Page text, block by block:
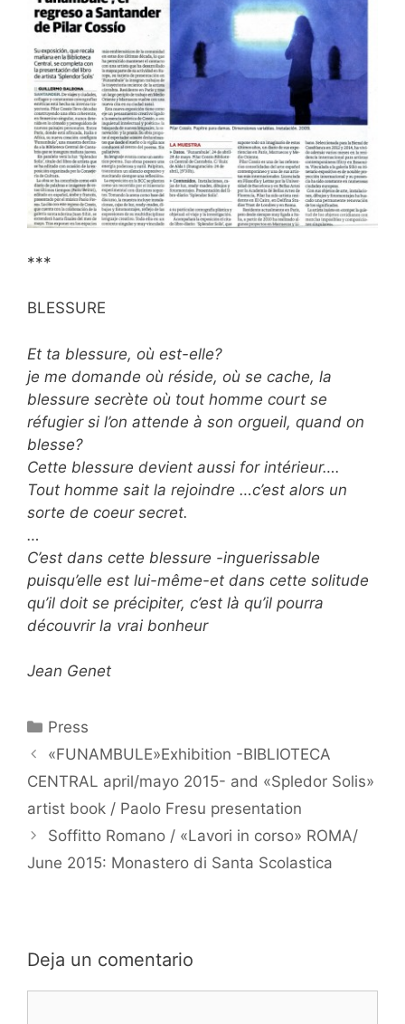
***
BLESSURE
Et ta blessure, où est-elle?
je me domande où réside, où se cache, la
blessure secrète où tout homme court se
réfugier si l’on attende à son orgueil, quand on
blesse?
Cette blessure devient aussi for intérieur….
Tout homme sait la rejoindre …c’est alors un
sorte de coeur secret.
…
C’est dans cette blessure -inguerissable
puisqu’elle est lui-même-et dans cette solitude
qu’il doit se précipiter, c’est là qu’il pourra
découvrir la vrai bonheur
Jean Genet
Categorías
Press
«FUNAMBULE»Exhibition -BIBLIOTECA
CENTRAL april/mayo 2015- and «Spledor Solis»
artist book / Paolo Fresu presentation
Soffitto Romano / «Lavori in corso» ROMA/
June 2015: Monastero di Santa Scolastica
Deja un comentario